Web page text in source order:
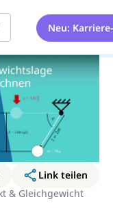
Neu:
Link teilen
& Gleichgewicht